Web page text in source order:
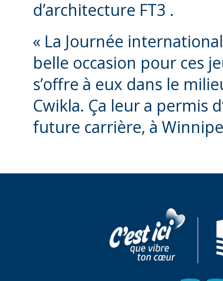
d’architecture FT3 .
« La Journée
belle occasion pour ces
s’offre à eux dans le
Cwikla. Ça leur a permis
future carrière, à